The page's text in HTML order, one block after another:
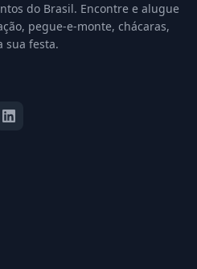
do Brasil. Encontre e alugue
pegue-e-monte, chácaras,
sua festa.